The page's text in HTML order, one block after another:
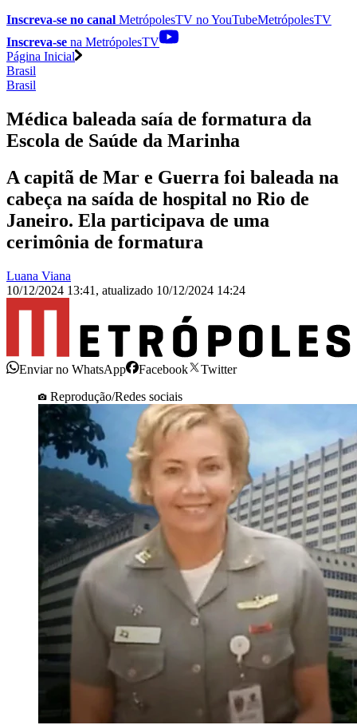
Inscreva-se no canal MetrópolesTV noYouTubeMetrópolesTV
Inscreva-se na MetrópolesTV
Página Inicial
Brasil
Brasil
Médica baleada saía de formatura da
Escola de Saúde da Marinha
A capitã de Mar e Guerra foi baleada na
cabeça na saída de hospital no Rio de
Janeiro. Ela participava de uma
cerimônia de formatura
Luana Viana
10/12/2024 13:41 , atualizado 10/12/2024 14:24
Enviar no WhatsApp Facebook
Twitter
Reprodução/Redes sociais